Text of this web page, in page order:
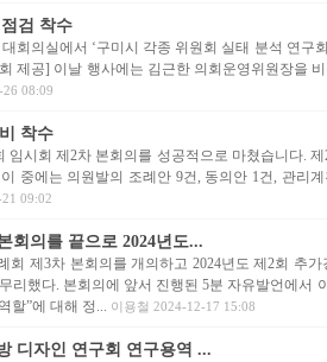
검 착수
회의실에서 ‘구미시 각종 위원회 실태 분석 연구
제공] 이날 행사에는 김근한 의회운영위원장을
08:09
착수
시회 제2차 본회의를 성공적으로 마쳤습니다.
중에는 의원발의 조례안 9건, 동의안 1건, 관리
09:02
회의를 끝으로 2024년도...
회 제3차 본회의를 개의하고 2024년도 제2회 추
리했다. 본회의에 앞서 진행된 5분 자유발언에서
할”에 대해 정... 이용철 2024-12-17 15:08
디자인 연구회 연구용역 ...